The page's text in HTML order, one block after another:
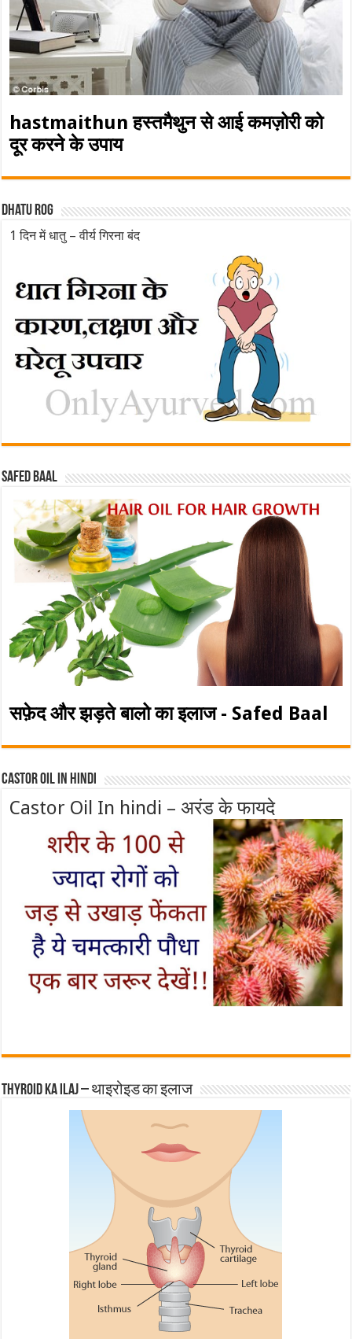
hastmaithun हस्तमैथुन से आई कमज़ोरी को
दूर करने के उपाय
Dhatu rog
1 दिन में धातु – वीर्य गिरना बंद
Safed baal
सफ़ेद और झड़ते बालो का इलाज - Safed Baal
Castor Oil In Hindi
Castor Oil In hindi – अरंड के फायदे
Thyroid ka ilaj – थाइरोइड का इलाज